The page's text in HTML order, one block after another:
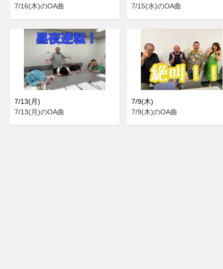
7/16(木)のOA曲
7/15(水)のOA曲
7/13(月)
7/13(月)のOA曲
7/9(木)
7/9(木)のOA曲